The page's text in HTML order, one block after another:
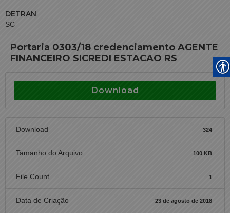
DETRAN
SC
Portaria 0303/18 credenciamento AGENTE
FINANCEIRO SICREDI ESTACAO RS
Download
Download 324
Tamanho do Arquivo 100 KB
File Count 1
Data de Criação 23 de agosto de 2018